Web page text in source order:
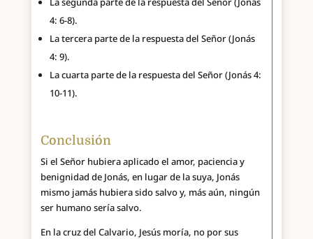
4: 6-8).
La tercera parte de la respuesta del Señor (Jonás
4: 9).
La cuarta parte de la respuesta del Señor (Jonás 4:
10-11).
Conclusión
Si el Señor hubiera aplicado el amor, paciencia y
benignidad de Jonás, en lugar de la suya, Jonás
mismo jamás hubiera sido salvo y, más aún, ningún
ser humano sería salvo.
En la cruz del Calvario, Jesús moría, no por sus